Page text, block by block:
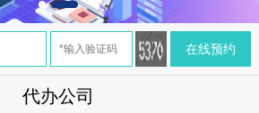
代办公司